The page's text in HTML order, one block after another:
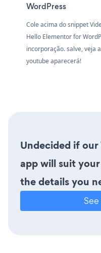
WordPress
Cole acima do snippet
Hello Elementor for
incorporação. salve, veja
youtube aparecerá!
Undecided if
app will suit
the details you